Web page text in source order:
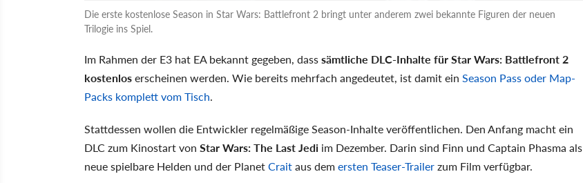
Die erste kostenlose Season in Star Wars: Battlefront 2 bringt unter anderem zwei bekannte Figuren der neuen
Trilogie ins Spiel.
Im Rahmen der E3 hat EA bekannt gegeben, dasssämtliche DLC-Inhalte für Star Wars: Battlefront 2
kostenloserscheinen werden. Wie bereits mehrfach angedeutet, ist damit ein Season Pass oder Map-
Packs komplett vom Tisch.
Stattdessen wollen die Entwickler regelmäßige Season-Inhalte veröffentlichen. Den Anfang macht ein
DLC zum Kinostart von Star Wars: The Last Jedi im Dezember. Darin sind Finn und Captain Phasma als
neue spielbare Helden und der PlanetCraitaus demersten Teaser-Trailerzum Film verfügbar.